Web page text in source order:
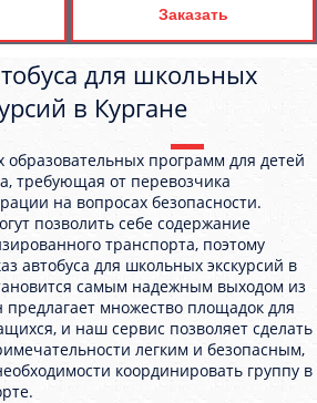
Заказать
для школьных
в Кургане
программ для детей
требующая от перевозчика
на вопросах безопасности.
позволить себе содержание
транспорта, поэтому
автобуса для школьных экскурсий в
самым надежным выходом из
предлагает множество площадок для
и наш сервис позволяет сделать
легким и безопасным,
координировать группу в